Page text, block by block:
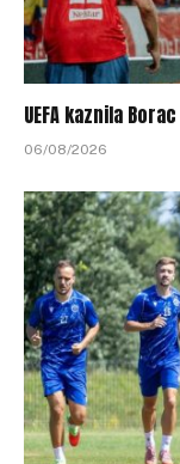
UEFA kaznila
06/08/2026